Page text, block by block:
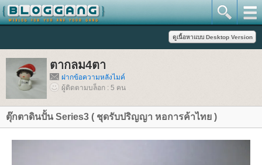
ตากลม4ตา
ฝากข้อความหลังไมค์
ผู้ติดตามบล็อก : 5 คน
ตุ๊กตาดินปั้น Series3 ( ชุดรับปริญญา หอการค้าไทย )